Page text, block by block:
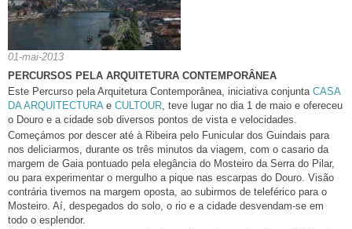
01-mai-2013
PERCURSOS PELA ARQUITETURA CONTEMPORÂNEA
Este Percurso pela Arquitetura Contemporânea, iniciativa conjunta CASA
DA ARQUITECTURA e CULTOUR , teve lugar no dia 1 de maio e ofereceu
o Douro e a cidade sob diversos pontos de vista e velocidades.
Começámos por descer até à Ribeira pelo Funicular dos Guindais para
nos deliciarmos, durante os três minutos da viagem, com o casario da
margem de Gaia pontuado pela elegância do Mosteiro da Serra do Pilar,
ou para experimentar o mergulho a pique nas escarpas do Douro. Visão
contrária tivemos na margem oposta, ao subirmos de teleférico para o
Mosteiro. Aí, despegados do solo, o rio e a cidade desvendam-se em
todo o esplendor.